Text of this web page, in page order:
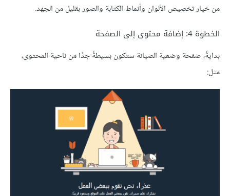
من خيار تخصيص الألوان وأنماط الكتابة والصور بقليل من الجهد.
الخطوة 4: إضافة محتوى إلى الصفحة
بدايةً، صفحة وضعية الصيانة ستكون بسيطةً جدًا من ناحية المحتوى،
مثل: